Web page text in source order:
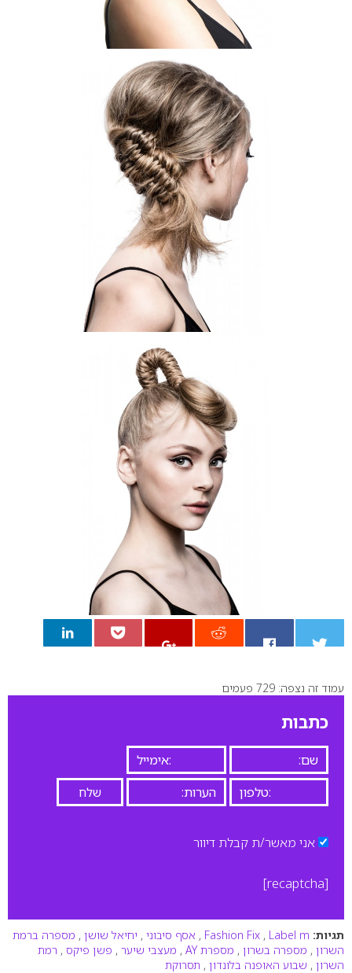
0
עמוד זה נצפה: 729 פעמים
כתבות
אני מאשר/ת קבלת דיוור
[recaptcha]
תגיות: Fashion Fix , Label m
, אסף סיבוני , יחיאל שושן , מספרה ברמת
השרון , מספרה בשרון , מספרת AY , מעצבי שיער , פשן פיקס , רמת
השרון , שבוע האופנה בלונדון , תסרוקת